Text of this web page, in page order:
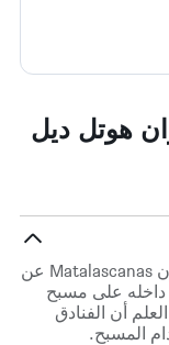
هوتل ديل
نعم. يبحث العديد من الأشخاص الذين يزورون Matalascanas عن
على مسبح
أن الفنادق
المسبح.